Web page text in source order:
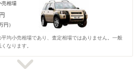
売相場
円）
均小売相場であり、査定相場ではありません。一般
なります。